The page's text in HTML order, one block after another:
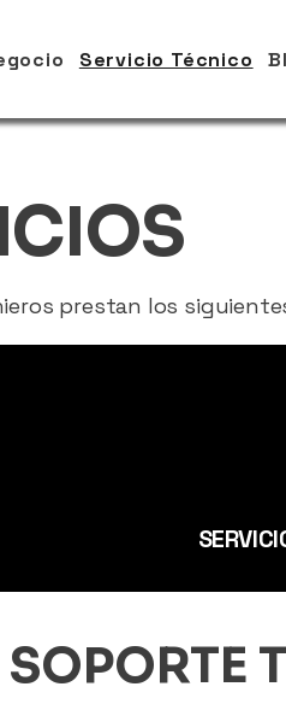
Servicio Técnico
prestan los